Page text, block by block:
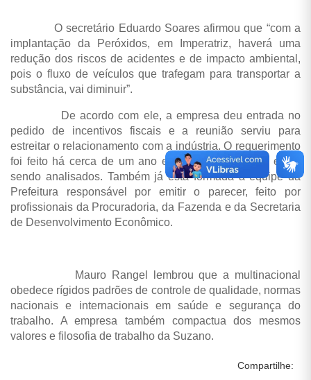
O secretário Eduardo Soares afirmou que “com a
implantação da Peróxidos, em Imperatriz, haverá uma
redução dos riscos de acidentes e de impacto ambiental,
pois o fluxo de veículos que trafegam para transportar a
substância, vai diminuir”.
De acordo com ele, a empresa deu entrada no
pedido de incentivos fiscais e a reunião serviu para
estreitar o relacionamento com a indústria. O requerimento
foi feito há cerca de um ano e todos os requisitos estão
sendo analisados. Também já está formada a equipe da
Prefeitura responsável por emitir o parecer, feito por
profissionais da Procuradoria, da Fazenda e da Secretaria
de Desenvolvimento Econômico.
Mauro Rangel lembrou que a multinacional
obedece rígidos padrões de controle de qualidade, normas
nacionais e internacionais em saúde e segurança do
trabalho. A empresa também compactua dos mesmos
valores e filosofia de trabalho da Suzano.
Compartilhe: